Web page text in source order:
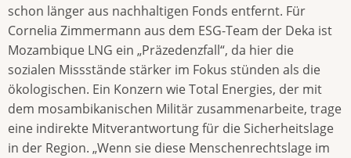
schon länger aus nachhaltigen Fonds entfernt. Für
Cornelia Zimmermann aus dem ESG-Team der Deka ist
Mozambique LNG ein „Präzedenzfall“, da hier die
sozialen Missstände stärker im Fokus stünden als die
ökologischen. Ein Konzern wie Total Energies, der mit
dem mosambikanischen Militär zusammenarbeite, trage
eine indirekte Mitverantwortung für die Sicherheitslage
in der Region. „Wenn sie diese Menschenrechtslage im